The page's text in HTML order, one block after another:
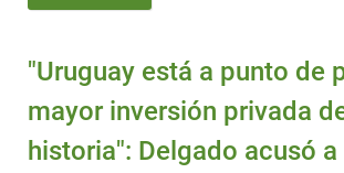
"Uruguay está a punto de
mayor inversión privada
historia": Delgado acusó a